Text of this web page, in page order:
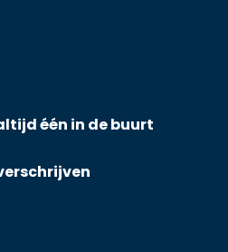
één in de buurt